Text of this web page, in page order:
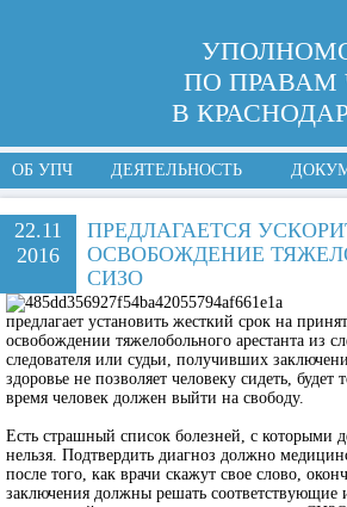
ПО ПРАВАМ
В
ОБ УПЧ ДЕЯТЕЛЬНОСТЬ
22.11
2016
ПРЕДЛАГАЕТСЯ
ОСВОБОЖДЕНИЕ
СИЗО
предлагает установить жесткий срок на
освобождении тяжелобольного арестанта из
следователя или судьи, получивших
здоровье не позволяет человеку сидеть, будет
время человек должен выйти на свободу.
Есть страшный список болезней, с которыми
нельзя. Подтвердить диагноз должно
после того, как врачи скажут свое слово,
заключения должны решать соответствующие